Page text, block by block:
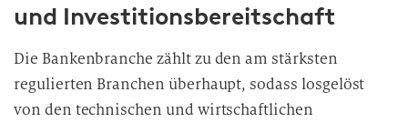
und Investitionsbereitschaft
Die Bankenbranche zählt zu den am stärksten
regulierten Branchen überhaupt, sodass losgelöst
von den technischen und wirtschaftlichen